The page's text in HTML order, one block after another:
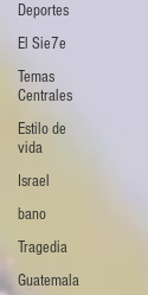
Deportes
El Sie7e
Temas
Centrales
Estilo de
vida
Israel
bano
Tragedia
Guatemala